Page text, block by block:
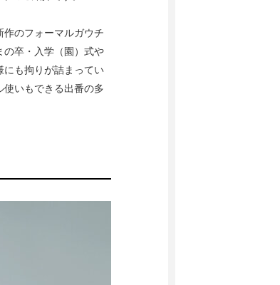
のフォーマルガウチ
の卒・入学（園）式や
にも拘りが詰まってい
使いもできる出番の多